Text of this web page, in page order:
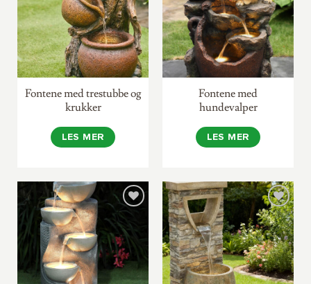
Fontene med trestubbe og
krukker
LES MER
Fontene med
hundevalper
LES MER